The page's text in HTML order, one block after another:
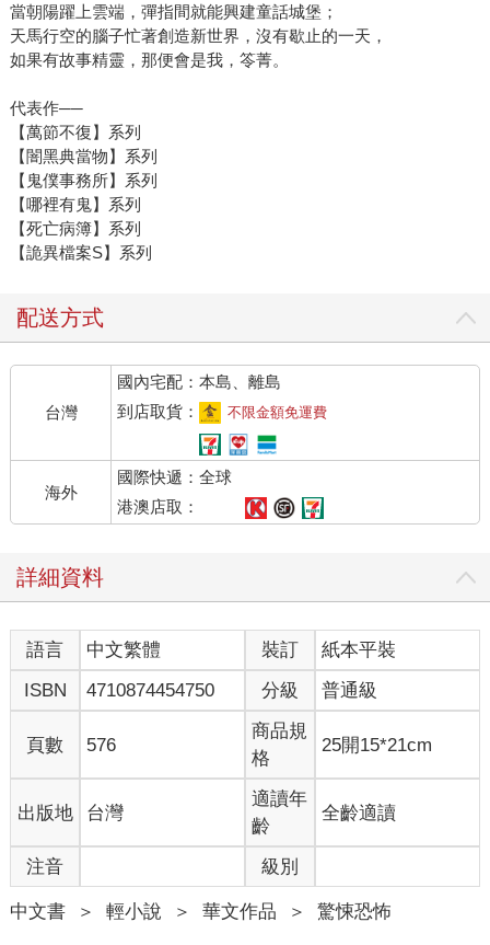
當朝陽躍上雲端，彈指間就能興建童話城堡；
天馬行空的腦子忙著創造新世界，沒有歇止的一天，
如果有故事精靈，那便會是我，笭菁。
代表作──
【萬節不復】系列
【闇黑典當物】系列
【鬼僕事務所】系列
【哪裡有鬼】系列
【死亡病簿】系列
【詭異檔案S】系列
配送方式
台灣
國內宅配：本島、離島
到店取貨：
不限金額免運費
海外
國際快遞：全球
港澳店取：
詳細資料
語言 中文繁體 裝訂
紙本平裝
ISBN
4710874454750 分級 普通級
頁數 576
商品規
格
25開15*21cm
出版地 台灣
適讀年
齡
全齡適讀
注音 級別
中文書 ＞ 輕小說 ＞ 華文作品 ＞ 驚悚恐怖